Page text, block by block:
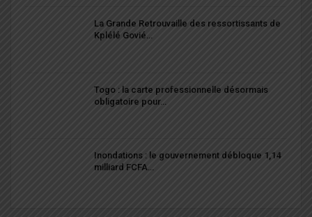
La Grande Retrouvaille des ressortissants de
Kplélé Govié…
Togo : la carte professionnelle désormais
obligatoire pour…
Inondations : le gouvernement débloque 1,14
milliard FCFA…